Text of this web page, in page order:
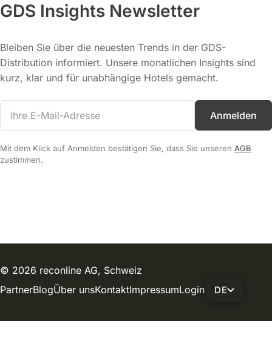
GDS Insights Newsletter
Bleiben Sie über die neuesten Trends in der GDS-
Distribution informiert. Unsere monatlichen Insights sind
kurz, klar und für unabhängige Hotels gemacht.
Anmelden
Mit dem Klick auf Anmelden bestätigen Sie, dass Sie unseren AGB
zustimmen.
© 2026 reconline AG, Schweiz
PartnerBlogÜber unsKontaktImpressumLogin DE